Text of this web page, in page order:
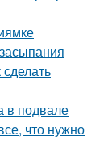
в подвале
что нужно